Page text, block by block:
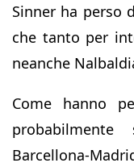
Sinner ha perso
che tanto per
neanche
Come hanno
Barcellona-